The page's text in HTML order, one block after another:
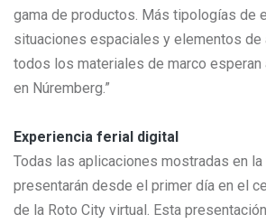
gama de productos. Más tipologías de
situaciones espaciales y elementos de
todos los materiales de marco
en Núremberg.”
Experiencia ferial digital
Todas las aplicaciones mostradas en
presentarán desde el primer día en el
de la Roto City virtual. Esta